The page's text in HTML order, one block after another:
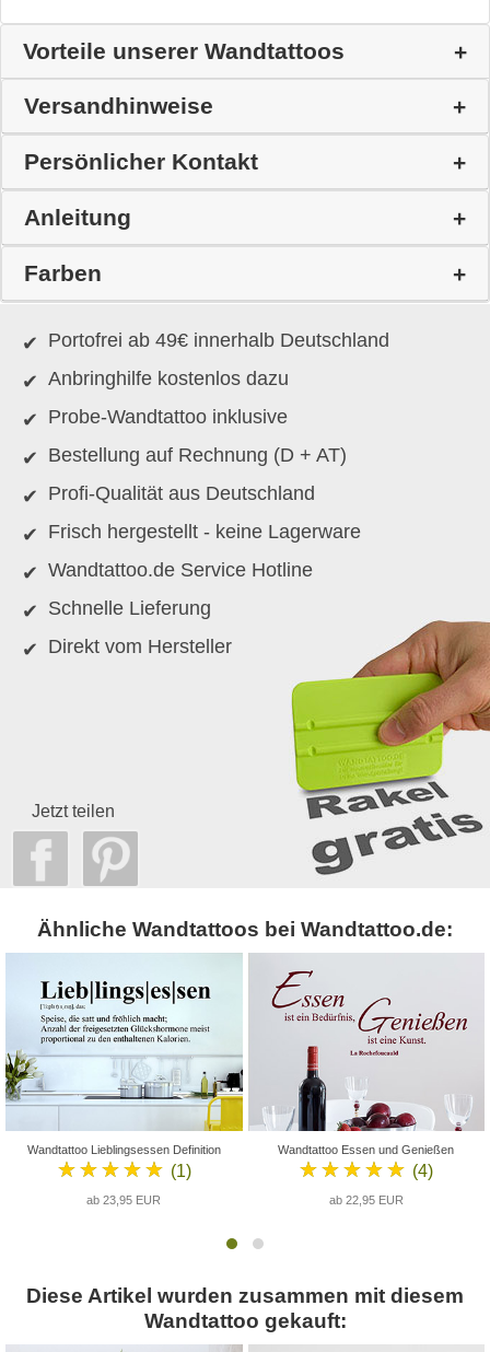
Vorteile unserer Wandtattoos
Versandhinweise
Persönlicher Kontakt
Anleitung
Farben
Portofrei ab 49€ innerhalb Deutschland
Anbringhilfe kostenlos dazu
Probe-Wandtattoo inklusive
Bestellung auf Rechnung (D + AT)
Profi-Qualität aus Deutschland
Frisch hergestellt - keine Lagerware
Wandtattoo.de Service Hotline
Schnelle Lieferung
Direkt vom Hersteller
Jetzt teilen
Ähnliche Wandtattoos bei Wandtattoo.de:
Wandtattoo Lieblingsessen Definition
★★★★★ (1)
ab 23,95 EUR
Wandtattoo Essen und Genießen
★★★★★ (4)
ab 22,95 EUR
Diese Artikel wurden zusammen mit diesem
Wandtattoo gekauft: